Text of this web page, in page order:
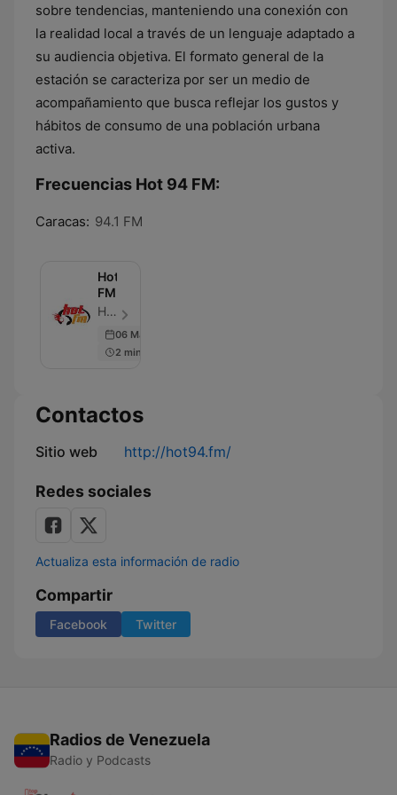
sobre tendencias, manteniendo una conexión con
la realidad local a través de un lenguaje adaptado a
su audiencia objetiva. El formato general de la
estación se caracteriza por ser un medio de
acompañamiento que busca reflejar los gustos y
hábitos de consumo de una población urbana
activa.
Frecuencias Hot 94 FM:
Caracas: 94.1 FM
Hot
FM
Hot FM - Episodio 72
06 Mar 2017
2 min
Contactos
Sitio web http://hot94.fm/
Redes sociales
Actualiza esta información de radio
Compartir
Facebook Twitter
Radios de Venezuela
Radio y Podcasts